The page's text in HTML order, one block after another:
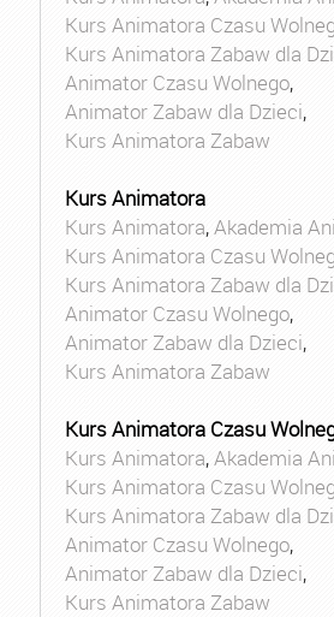
Kurs Animatora Czasu
Kurs Animatora Zabaw dla
Animator Czasu Wolnego,
Animator Zabaw dla Dzieci,
Kurs Animatora Zabaw
Kurs Animatora
Kurs Animatora,Akademia
Kurs Animatora Czasu
Kurs Animatora Zabaw dla
Animator Czasu Wolnego,
Animator Zabaw dla Dzieci,
Kurs Animatora Zabaw
Kurs Animatora Czasu
Kurs Animatora,Akademia
Kurs Animatora Czasu
Kurs Animatora Zabaw dla
Animator Czasu Wolnego,
Animator Zabaw dla Dzieci,
Kurs Animatora Zabaw